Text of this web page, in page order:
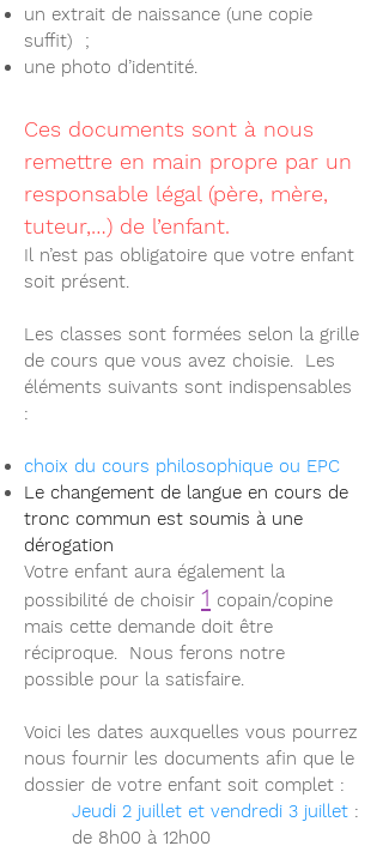
un extrait de naissance (une copie
suffit) ;
une photo d’identité.
Ces documents sont à nous
remettre en main propre par un
responsable légal (père, mère,
tuteur,…) de l’enfant.
Il n’est pas obligatoire que votre enfant
soit présent.
Les classes sont formées selon la grille
de cours que vous avez choisie. Les
éléments suivants sont indispensables
:
choix du cours philosophique ou EPC
Le changement de langue en cours de
tronc commun est soumis à une
dérogation
Votre enfant aura également la
possibilité de choisir 1 copain/copine
mais cette demande doit être
réciproque. Nous ferons notre
possible pour la satisfaire.
Voici les dates auxquelles vous pourrez
nous fournir les documents afin que le
dossier de votre enfant soit complet :
Jeudi 2 juillet et vendredi 3 juillet :
de 8h00 à 12h00